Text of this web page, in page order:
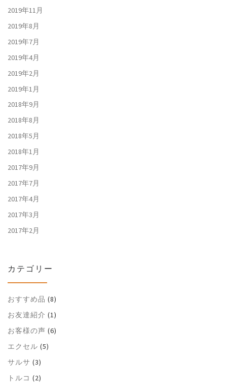
2019年11月
2019年8月
2019年7月
2019年4月
2019年2月
2019年1月
2018年9月
2018年8月
2018年5月
2018年1月
2017年9月
2017年7月
2017年4月
2017年3月
2017年2月
カテゴリー
おすすめ品 (8)
お友達紹介 (1)
お客様の声 (6)
エクセル (5)
サルサ (3)
トルコ (2)